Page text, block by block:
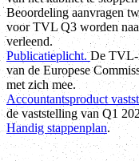
Beoordeling aanvragen
voor TVL Q3 worden
verleend.
Publicatieplicht.De TVL-
van de Europese
met zich mee.
Accountantsproduct
de vaststelling van Q1
Handig stappenplan.